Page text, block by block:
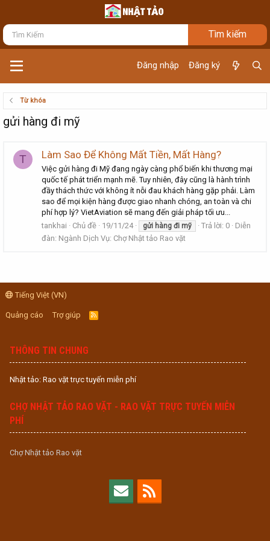
Đăng nhập Đăng ký
Từ khóa
gửi hàng đi mỹ
T Làm Sao Để Không Mất Tiền, Mất Hàng?
Việc gửi hàng đi Mỹ đang ngày càng phổ biến khi thương mại
quốc tế phát triển mạnh mẽ. Tuy nhiên, đây cũng là hành trình
đầy thách thức với không ít nỗi đau khách hàng gặp phải. Làm
sao để mọi kiện hàng được giao nhanh chóng, an toàn và chi
phí hợp lý? VietAviation sẽ mang đến giải pháp tối ưu...
tankhai
Chủ đề 19/11/24 gửi hàng đi mỹ Trả lời: 0
Diễn
đàn: Ngành Dịch Vụ: Chợ Nhật tảo Rao vặt
Tiếng Việt (VN)
Quảng cáo Trợ giúp
R
S
THÔNG TIN CHUNG
Nhật tảo: Rao vặt trực tuyến miễn phí
CHỢ NHẬT TẢO RAO VẶT - RAO VẶT TRỰC TUYẾN MIỄN
PHÍ
Chợ Nhật tảo Rao vặt